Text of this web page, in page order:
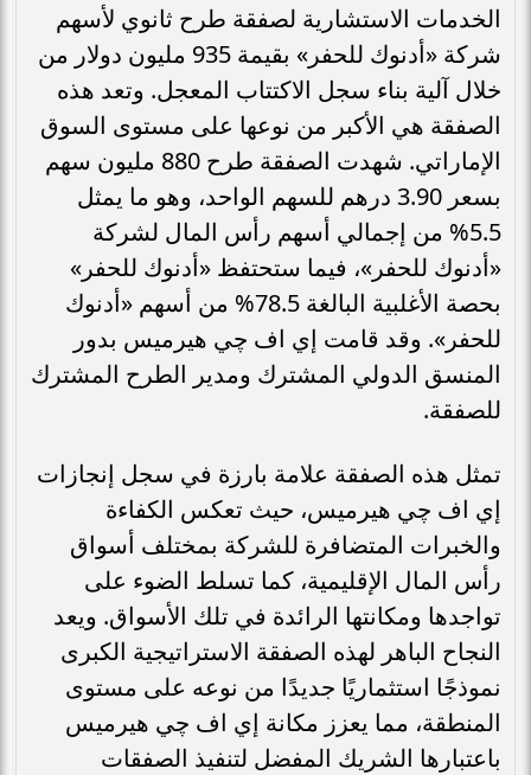
الخدمات الاستشارية لصفقة طرح ثانوي لأسهم
شركة «أدنوك للحفر» بقيمة 935 مليون دولار من
خلال آلية بناء سجل الاكتتاب المعجل. وتعد هذه
الصفقة هي الأكبر من نوعها على مستوى السوق
الإماراتي. شهدت الصفقة طرح 880 مليون سهم
بسعر 3.90 درهم للسهم الواحد، وهو ما يمثل
5.5% من إجمالي أسهم رأس المال لشركة
«أدنوك للحفر»، فيما ستحتفظ «أدنوك للحفر»
بحصة الأغلبية البالغة 78.5% من أسهم «أدنوك
للحفر». وقد قامت إي اف چي هيرميس بدور
المنسق الدولي المشترك ومدير الطرح المشترك
للصفقة.
تمثل هذه الصفقة علامة بارزة في سجل إنجازات
إي اف چي هيرميس، حيث تعكس الكفاءة
والخبرات المتضافرة للشركة بمختلف أسواق
رأس المال الإقليمية، كما تسلط الضوء على
تواجدها ومكانتها الرائدة في تلك الأسواق. ويعد
النجاح الباهر لهذه الصفقة الاستراتيجية الكبرى
نموذجًا استثماريًا جديدًا من نوعه على مستوى
المنطقة، مما يعزز مكانة إي اف چي هيرميس
باعتبارها الشريك المفضل لتنفيذ الصفقات